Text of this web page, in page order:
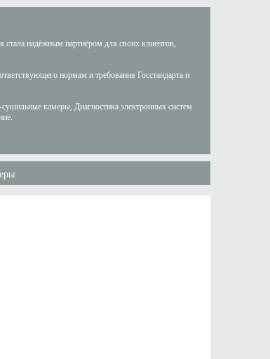
стала надёжным партнёром для своих клиентов,
нормам и требования Госстандарта и
камеры, Диагностика электронных систем